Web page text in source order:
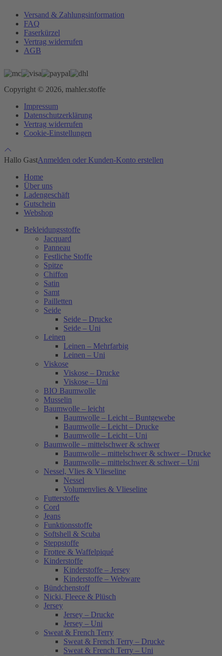
Versand & Zahlungsinformation
FAQ
Faserkürzel
Vertrag widerrufen
AGB
Copyright © 2026, mahler.stoffe
Impressum
Datenschutzerklärung
Vertrag widerrufen
Cookie-Einstellungen
Hallo GastAnmelden oder Kunden-Konto erstellen
Home
Über uns
Ladengeschäft
Gutschein
Webshop
Bekleidungsstoffe
Jacquard
Panneau
Festliche Stoffe
Spitze
Chiffon
Satin
Samt
Pailletten
Seide
Seide – Drucke
Seide – Uni
Leinen
Leinen – Mehrfarbig
Leinen – Uni
Viskose
Viskose – Drucke
Viskose – Uni
BIO Baumwolle
Musselin
Baumwolle – leicht
Baumwolle – Leicht – Buntgewebe
Baumwolle – Leicht – Drucke
Baumwolle – Leicht – Uni
Baumwolle – mittelschwer & schwer
Baumwolle – mittelschwer & schwer – Drucke
Baumwolle – mittelschwer & schwer – Uni
Nessel, Vlies & Vlieseline
Nessel
Volumenvlies & Vlieseline
Futterstoffe
Cord
Jeans
Funktionsstoffe
Softshell & Scuba
Steppstoffe
Frottee & Waffelpiqué
Kinderstoffe
Kinderstoffe – Jersey
Kinderstoffe – Webware
Bündchenstoff
Nicki, Fleece & Plüsch
Jersey
Jersey – Drucke
Jersey – Uni
Sweat & French Terry
Sweat & French Terry – Drucke
Sweat & French Terry – Uni